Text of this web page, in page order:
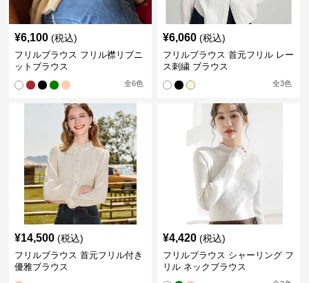
¥6,100 (税込)
フリルブラウス フリル襟リブニ
ットブラウス
全6色
¥6,060 (税込)
フリルブラウス 首元フリル レー
ス刺繍 ブラウス
全3色
¥14,500 (税込)
フリルブラウス 首元フリル付き
優雅ブラウス
¥4,420 (税込)
フリルブラウス シャーリング フ
リル ネックブラウス